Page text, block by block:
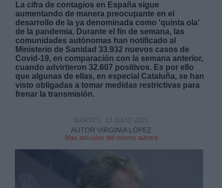
La cifra de contagios en España sigue
aumentando de manera preocupante en el
desarrollo de la ya denominada como 'quinta ola'
de la pandemia. Durante el fin de semana, las
comunidades autónomas han notificado al
Ministerio de Sanidad 33.932 nuevos casos de
Covid-19, en comparación con la semana anterior,
cuando advirtieron 32.607 positivos. Es por ello
que algunas de ellas, en especial Cataluña, se han
visto obligadas a tomar medidas restrictivas para
frenar la transmisión.
AUTOR VIRGINIA LÓPEZ
Mas artículos del mismo autor/a
MARTES, 13 JULIO 2021
Destinatarios:
Derechos:
link
Información adicional